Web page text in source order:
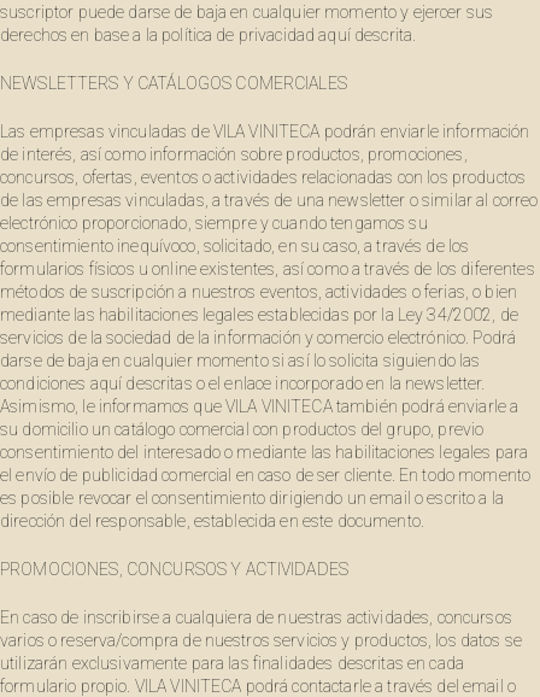
suscriptor puede darse de baja en cualquier momento y ejercer sus
derechos en base a la política de privacidad aquí descrita.
NEWSLETTERS Y CATÁLOGOS COMERCIALES
Las empresas vinculadas de VILA VINITECA podrán enviarle información
de interés, así como información sobre productos, promociones,
concursos, ofertas, eventos o actividades relacionadas con los productos
de las empresas vinculadas, a través de una newsletter o similar al correo
electrónico proporcionado, siempre y cuando tengamos su
consentimiento inequívoco, solicitado, en su caso, a través de los
formularios físicos u online existentes, así como a través de los diferentes
métodos de suscripción a nuestros eventos, actividades o ferias, o bien
mediante las habilitaciones legales establecidas por la Ley 34/2002, de
servicios de la sociedad de la información y comercio electrónico. Podrá
darse de baja en cualquier momento si así lo solicita siguiendo las
condiciones aquí descritas o el enlace incorporado en la newsletter.
Asimismo, le informamos que VILA VINITECA también podrá enviarle a
su domicilio un catálogo comercial con productos del grupo, previo
consentimiento del interesado o mediante las habilitaciones legales para
el envío de publicidad comercial en caso de ser cliente. En todo momento
es posible revocar el consentimiento dirigiendo un email o escrito a la
dirección del responsable, establecida en este documento.
PROMOCIONES, CONCURSOS Y ACTIVIDADES
En caso de inscribirse a cualquiera de nuestras actividades, concursos
varios o reserva/compra de nuestros servicios y productos, los datos se
utilizarán exclusivamente para las finalidades descritas en cada
formulario propio. VILA VINITECA podrá contactarle a través del email o